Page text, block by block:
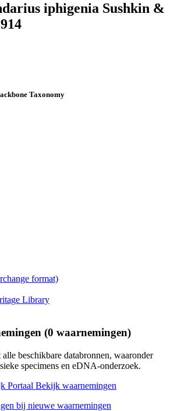
iphigenia Sushkin &
Taxonomy
format)
Library
(0 waarnemingen)
beschikbare databronnen, waaronder
specimens en eDNA-onderzoek.
Portaal Bekijk waarnemingen
bij nieuwe waarnemingen